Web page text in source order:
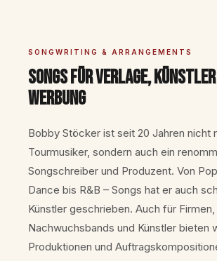
SONGWRITING & ARRANGEMENTS
Songs für Verlage, Künstler
Werbung
Bobby Stöcker ist seit 20 Jahren nicht
Tourmusiker, sondern auch ein
Songschreiber und Produzent. Von
Dance bis R&B – Songs hat er auch
Künstler geschrieben. Auch für Firmen,
Nachwuchsbands und Künstler bieten
Produktionen und